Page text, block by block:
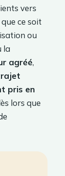
vers
ce soit
ou
la
agréé,
pris en
lors que